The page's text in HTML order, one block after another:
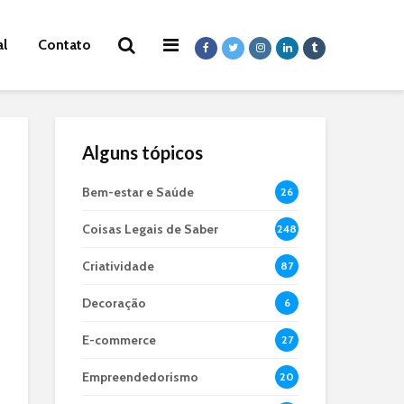
Contato
Alguns tópicos
Bem-estar e Saúde 26
Coisas Legais de Saber 248
Criatividade 87
Decoração 6
E-commerce 27
Empreendedorismo 20